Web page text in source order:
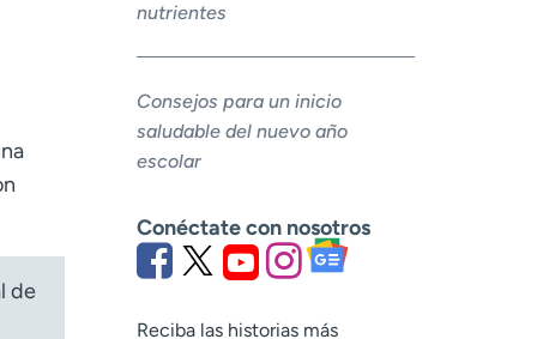
de
nutrientes
Consejos para un inicio
saludable del nuevo año
escolar
Conéctate con nosotros
Reciba las historias más